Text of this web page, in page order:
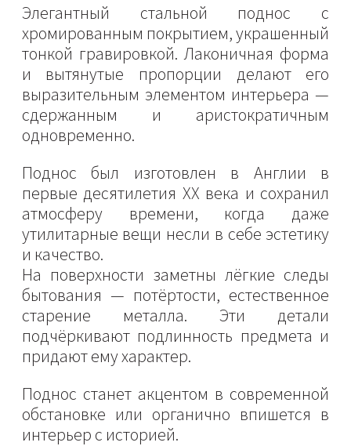
Элегантный стальной поднос с
хромированным покрытием, украшенный
тонкой гравировкой. Лаконичная форма
и вытянутые пропорции делают его
выразительным элементом интерьера —
сдержанным и аристократичным
одновременно.
Поднос был изготовлен в Англии в
первые десятилетия XX века и сохранил
атмосферу времени, когда даже
утилитарные вещи несли в себе эстетику
и качество.
На поверхности заметны лёгкие следы
бытования — потёртости, естественное
старение металла. Эти детали
подчёркивают подлинность предмета и
придают ему характер.
Поднос станет акцентом в современной
обстановке или органично впишется в
интерьер с историей.